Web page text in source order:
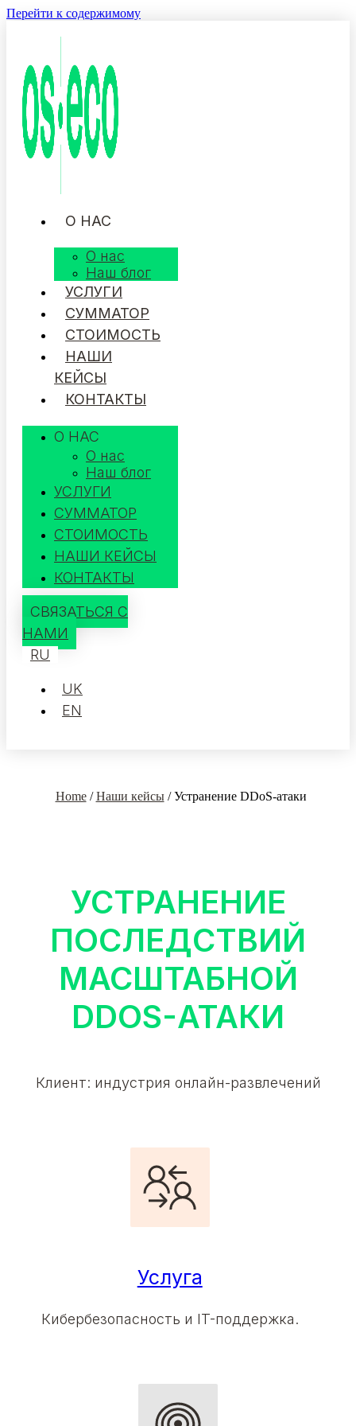
Перейти к содержимому
О НАС
О нас
Наш блог
УСЛУГИ
СУММАТОР
СТОИМОСТЬ
НАШИ
КЕЙСЫ
КОНТАКТЫ
О НАС
О нас
Наш блог
УСЛУГИ
СУММАТОР
СТОИМОСТЬ
НАШИ КЕЙСЫ
КОНТАКТЫ
СВЯЗАТЬСЯ С
НАМИ
RU
UK
EN
Home/Наши кейсы/Устранение DDoS-атаки
УСТРАНЕНИЕ
ПОСЛЕДСТВИЙ
МАСШТАБНОЙ
DDOS-АТАКИ
Клиент: индустрия онлайн-развлечений
Услуга
Кибербезопасность и IT-поддержка.